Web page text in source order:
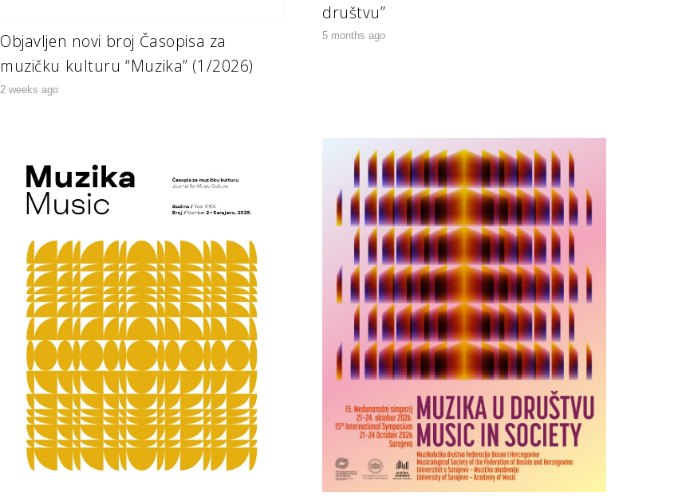
Objavljen novi broj Časopisa za
muzičku kulturu “Muzika” (1/2026)
2 weeks ago
društvu”
5 months ago